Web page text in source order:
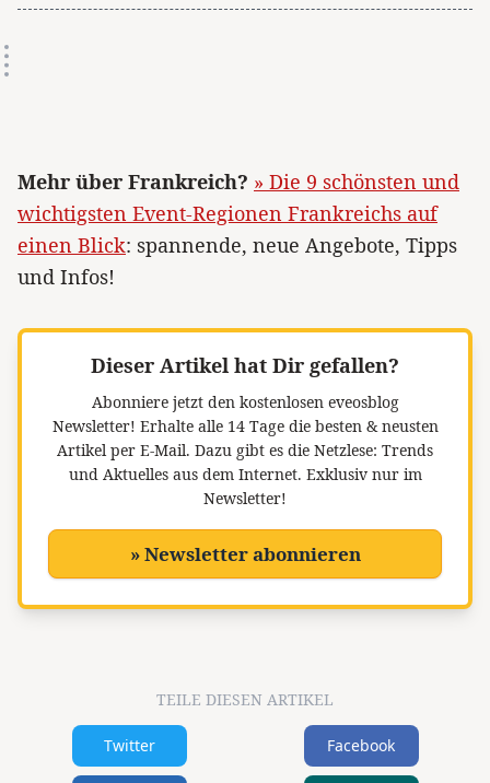
Mehr über Frankreich? » Die 9 schönsten und
wichtigsten Event-Regionen Frankreichs auf
einen Blick: spannende, neue Angebote, Tipps
und Infos!
Dieser Artikel hat Dir gefallen?
Abonniere jetzt den kostenlosen eveosblog
Newsletter! Erhalte alle 14 Tage die besten & neusten
Artikel per E-Mail. Dazu gibt es die Netzlese: Trends
und Aktuelles aus dem Internet. Exklusiv nur im
Newsletter!
» Newsletter abonnieren
TEILE DIESEN ARTIKEL
Twitter Facebook